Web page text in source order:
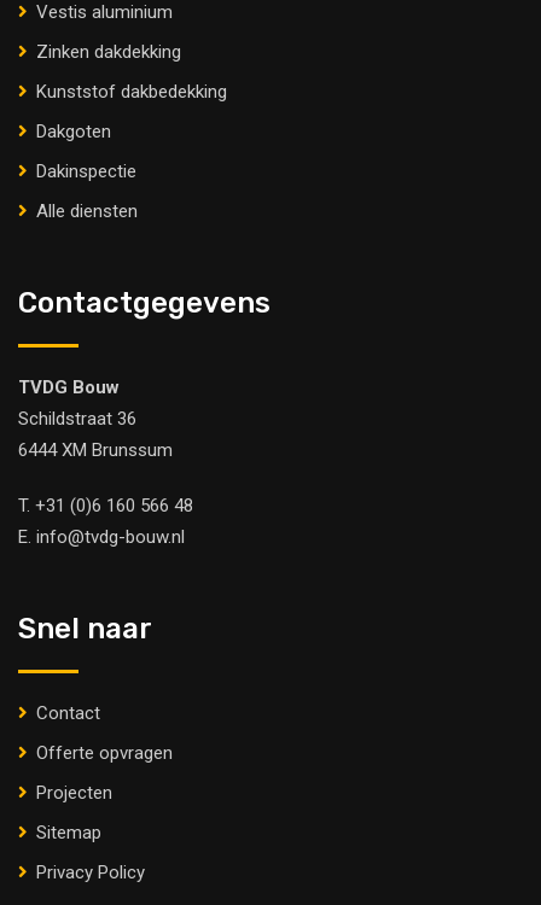
Vestis aluminium
Zinken dakdekking
Kunststof dakbedekking
Dakgoten
Dakinspectie
Alle diensten
Contactgegevens
TVDG Bouw
Schildstraat 36
6444 XM Brunssum
T. +31 (0)6 160 566 48
E. info@tvdg-bouw.nl
Snel naar
Contact
Offerte opvragen
Projecten
Sitemap
Privacy Policy